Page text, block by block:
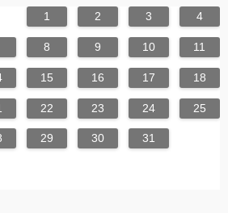
1 2 3 4
8 9 10 11
15 16 17 18
22 23 24 25
29 30 31